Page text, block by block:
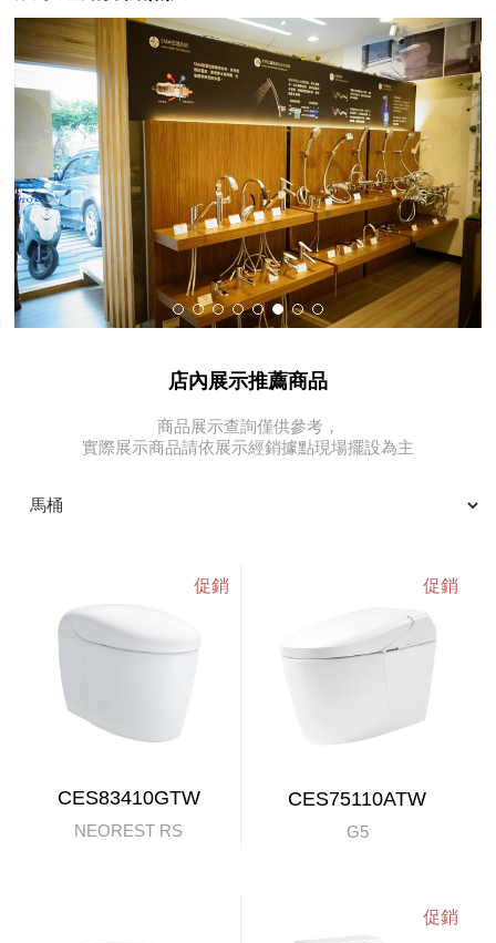
店內展示推薦商品
商品展示查詢僅供參考，
實際展示商品請依展示經銷據點現場擺設為主
CES83410GTW
NEOREST RS
CES75110ATW
G5